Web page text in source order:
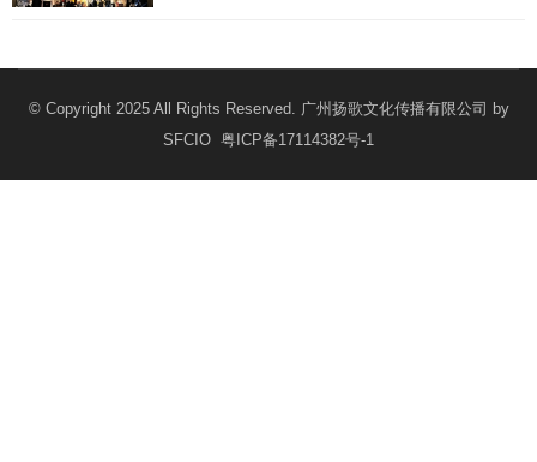
© Copyright 2025 All Rights Reserved. 广州扬歌文化传播有限公司 by
SFCIO 粤ICP备17114382号-1